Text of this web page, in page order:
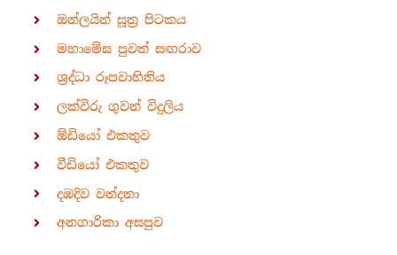
ඔන්ලයින් සූත්‍ර පිටකය
මහාමේඝ පුවත් සඟරාව
ශ්‍රද්ධා රූපවාහිනිය
ලක්විරු ගුවන් විදුලිය
ඕඩියෝ එකතුව
වීඩියෝ එකතුව
දඹදිව වන්දනා
අනගාරිකා අසපුව